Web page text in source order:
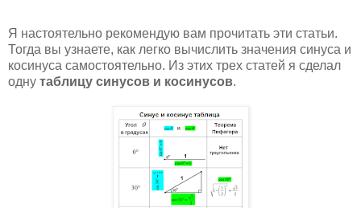
Я настоятельно рекомендую вам прочитать эти статьи.
Тогда вы узнаете, как легко вычислить значения синуса и
косинуса самостоятельно. Из этих трех статей я сделал
одну таблицу синусов и косинусов.